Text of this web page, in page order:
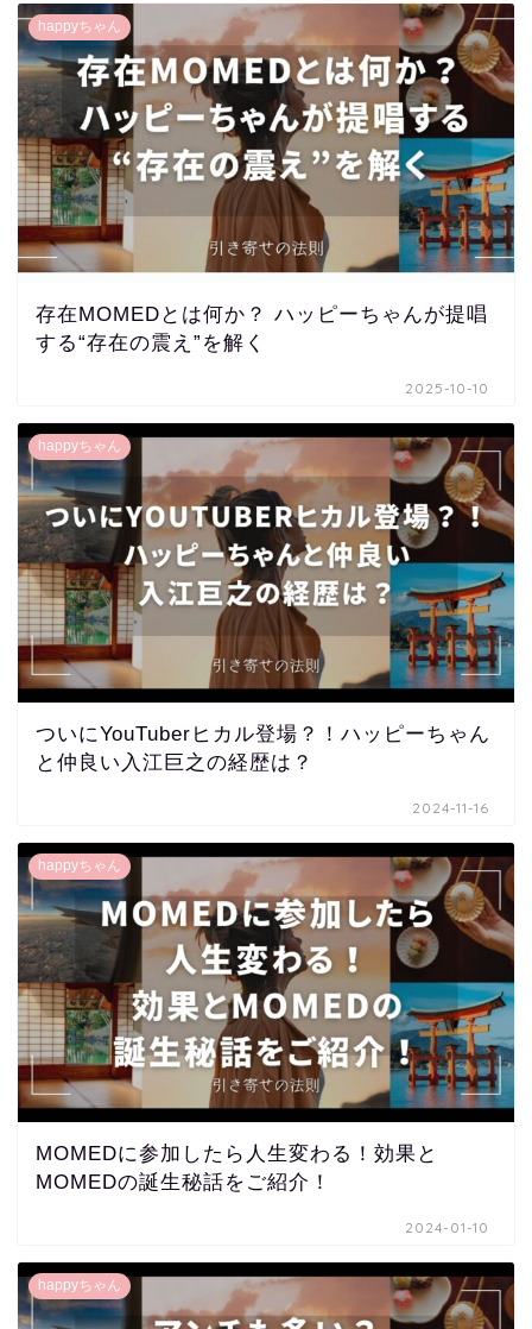
happyちゃん
存在MOMEDとは何か？ ハッピーちゃんが提唱
する“存在の震え”を解く
2025-10-10
happyちゃん
ついにYouTuberヒカル登場？！ハッピーちゃん
と仲良い入江巨之の経歴は？
2024-11-16
happyちゃん
MOMEDに参加したら人生変わる！効果と
MOMEDの誕生秘話をご紹介！
2024-01-10
happyちゃん